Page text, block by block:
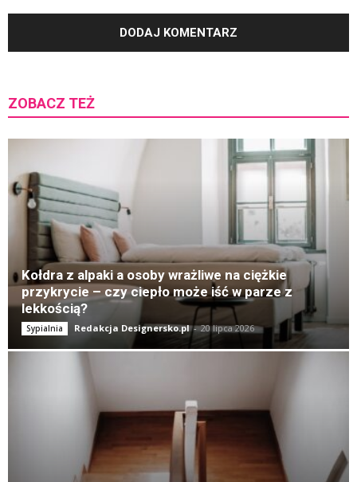
ZOBACZ TEŻ
Kołdra z alpaki a osoby wrażliwe na ciężkie
przykrycie – czy ciepło może iść w parze z
lekkością?
Sypialnia Redakcja Designersko.pl - 20 lipca 2026